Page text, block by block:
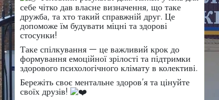
себе чітко дав власне визначення, що таке
дружба, та хто такий справжній друг. Це
допоможе їм будувати міцні та здорові
стосунки!
​Таке спілкування — це важливий крок до
формування емоційної зрілості та підтримки
здорового психологічного клімату в колективі.
​Бережіть своє ментальне здоров’я та цінуйте
своїх друзів!